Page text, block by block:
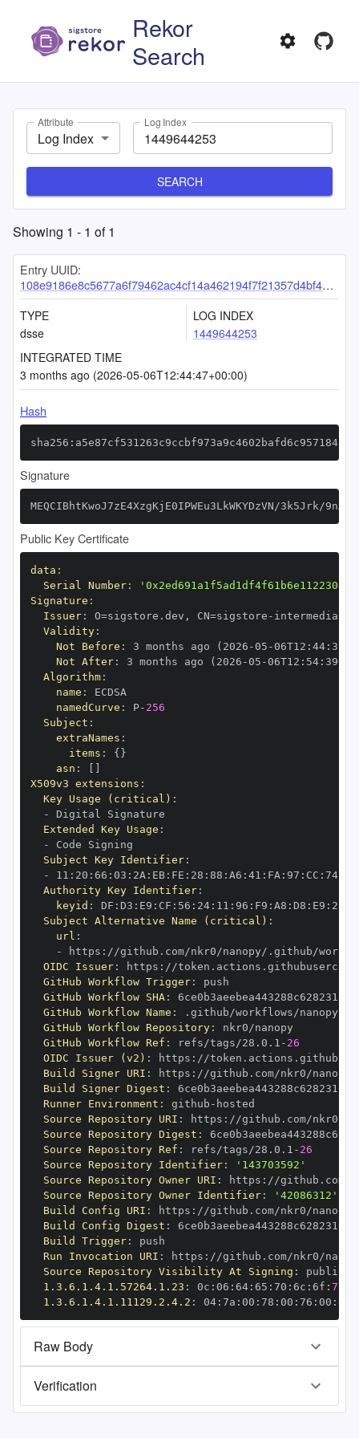
Rekor
Search
Attribute
Log Index
Log Index
SEARCH
Showing 1 - 1 of1
Entry UUID:
108e9186e8c5677a6f79462ac4cf14a462194f7f21357d4bf48a1573fccffba34a11410a2ea75cf2
TYPE
dsse
LOG INDEX
1449644253
INTEGRATED TIME
3 months ago (2026-05-06T12:44:47+00:00)
Hash
Signature
MEQCIBhtKwoJ7zE4XzgKjE0IPWEu3LkWKYDzVN/3k5Jrk/
Public Key Certificate
data :
Serial Number:
Signature :
Issuer: O=sigstore.dev , CN=sigstore -
Validity:
Not Before : 3 months ago (2026 -05 -06T12 : 44:
Not After: 3 months ago (2026 -05 -06T12 : 54: 39+00
Algorithm:
name :
namedCurve : P- 256
Subject :
extraNames :
items : { }
asn :
X509v3 extensions :
Key Usage (critical) :
-
Extended Key Usage :
-
Subject Key Identifier:
-
11 : 20 : 66 : 03 : 2A : EB: FE : 28 : 88 : A6 : 41 : FA : 97 : CC : 74:
Authority Key Identifier:
keyid : DF : D3 : E9 : CF : 56 : 24: 11 : 96 : F9 : A8 : D8 : E9 : 28
Subject Alternative Name (critical) :
url :
-
https : //github.com/nkr0/nanopy/.github/
OIDC Issuer: https :
GitHub Workflow Trigger:
GitHub Workflow SHA:
GitHub Workflow Name :
GitHub Workflow Repository:
GitHub Workflow Ref : refs/tags/28.0.1 - 26
OIDC Issuer (v2) : https :
Build Signer URI : https : //github.com/nkr0/
Build Signer Digest :
Runner Environment : github -
Source Repository URI : https :
Source Repository Digest :
Source Repository Ref : refs/tags/28.0.1 - 26
Source Repository Identifier:
'143703592'
Source Repository Owner URI : https :
Source Repository Owner Identifier:
'42086312'
Build Config URI : https : //github.com/nkr0/
Build Config Digest :
Build Trigger:
Run Invocation URI : https :
Source Repository Visibility At Signing :
1.3.6.1.4.1.57264.1.23 : 0c : 06 : 64: 65 : 70 : 6c : 6f : 79
1.3.6.1.4.1.11129.2.4.2 : 04: 7a : 00 : 78 : 00 : 76 : 00 : dd
Raw Body
Verification